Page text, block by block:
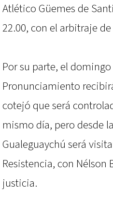
Atlético Güemes de
22.00, con el arbitraje
Por su parte, el
Pronunciamiento
cotejó que será
mismo día, pero desde
Gualeguaychú será
Resistencia, con
justicia.